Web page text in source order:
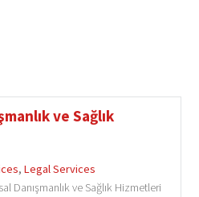
Privacy Policy
ve Sağlık
, Legal Services
Danışmanlık ve Sağlık Hizmetleri